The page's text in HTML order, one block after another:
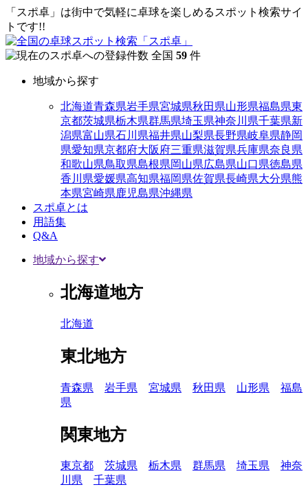
「スポ卓」は街中で気軽に卓球を楽しめるスポット検索サイ
トです!!
全国 59 件
地域から探す
北海道青森県岩手県宮城県秋田県山形県福島県東
京都茨城県栃木県群馬県埼玉県神奈川県千葉県新
潟県富山県石川県福井県山梨県長野県岐阜県静岡
県愛知県京都府大阪府三重県滋賀県兵庫県奈良県
和歌山県鳥取県島根県岡山県広島県山口県徳島県
香川県愛媛県高知県福岡県佐賀県長崎県大分県熊
本県宮崎県鹿児島県沖縄県
スポ卓とは
用語集
Q&A
地域から探す
北海道地方
北海道
東北地方
青森県 岩手県 宮城県 秋田県 山形県
福島
県
関東地方
東京都 茨城県 栃木県 群馬県 埼玉県
神奈
川県
千葉県